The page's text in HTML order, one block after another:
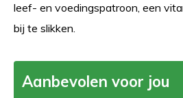
leef- en voedingspatroon, een
bij te slikken.
Aanbevolen voor jou